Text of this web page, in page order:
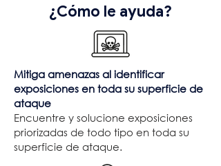
¿Cómo le ayuda?
Mitiga amenazas al identificar
exposiciones en toda su superficie de
ataque
Encuentre y solucione exposiciones
priorizadas de todo tipo en toda su
superficie de ataque.